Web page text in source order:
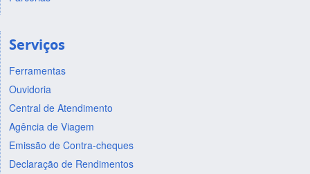
Serviços
Ferramentas
Ouvidoria
Central de Atendimento
Agência de Viagem
Emissão de Contra-cheques
Declaração de Rendimentos